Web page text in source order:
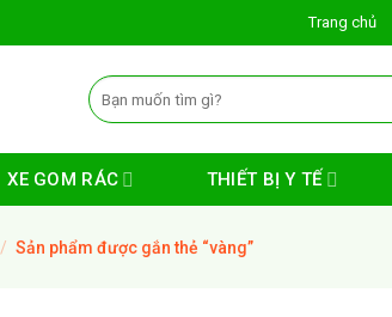
Trang chủ
Tìm
kiếm:
XE GOM RÁC THIẾT BỊ Y TẾ
/ Sản phẩm được gắn thẻ “vàng”